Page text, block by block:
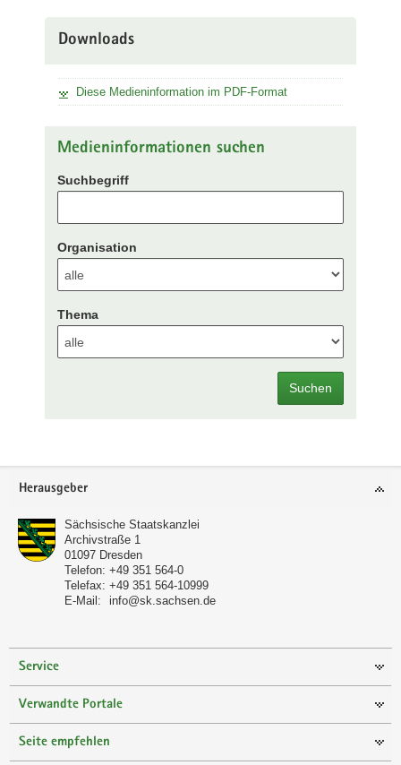
Downloads
Diese Medieninformation im PDF-Format
Medieninformationen suchen
Suchbegriff
Organisation
Thema
Suchen
Footer-
Herausgeber
Sächsische Staatskanzlei
Archivstraße 1
01097 Dresden
Telefon: +49 351 564-0
Telefax: +49 351 564-10999
E-Mail:
info@sk.sachsen.de
Service
Verwandte Portale
Seite empfehlen